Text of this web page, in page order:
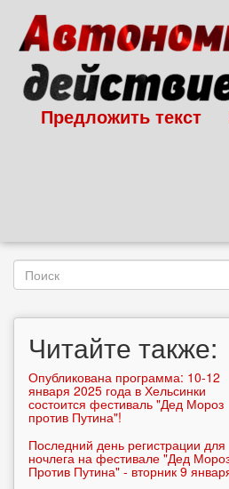
основному
содержанию
Предложить текст
Форма
Читайте также:
Опубликована программа: 10-12
января 2025 года в Хельсинки
состоится фестиваль "Дед Мороз
против Путина"!
Последний день регистрации для
ночлега на фестивале "Дед
Против Путина" - вторник 9